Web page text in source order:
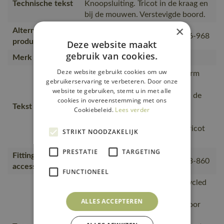
Technische tekst
Knoopsluiting. Tricot in de kraag en
bij de mouwen. Verstevigde boord.
Alternatieve
producten
50181-861, 17083-941, 51586-968
Merk MASCOT®
Tekst usp
Moderne, comfortabele pasvorm
met een optimale
bewegingsvrijheid., De naad in de
nek is afgezet met een zacht
voorkomen., Knoopsluiting., Tricot
Fitting
accessories
18050-802, 50602-010, 50143-860
is gemaakt van of bevat gerecycled
materiaal, Van productie naar
magazijnen getransporteerd door
transportpartners met ISO
×
Deze website maakt
gebruik van cookies.
Deze website gebruikt cookies om uw
gebruikerservaring te verbeteren. Door onze
website te gebruiken, stemt u in met alle
cookies in overeenstemming met ons
Cookiebeleid. Lees verder
STRIKT NOODZAKELIJK
PRESTATIE TARGETING
FUNCTIONEEL
ALLES ACCEPTEREN